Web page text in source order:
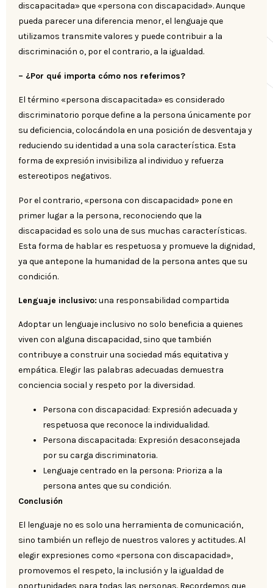
discapacitada» que «persona con discapacidad». Aunque
pueda parecer una diferencia menor, el lenguaje que
utilizamos transmite valores y puede contribuir a la
discriminación o, por el contrario, a la igualdad.
– ¿Por qué importa cómo nos referimos?
El término «persona discapacitada» es considerado
discriminatorio porque define a la persona únicamente por
su deficiencia, colocándola en una posición de desventaja y
reduciendo su identidad a una sola característica. Esta
forma de expresión invisibiliza al individuo y refuerza
estereotipos negativos.
Por el contrario, «persona con discapacidad» pone en
primer lugar a la persona, reconociendo que la
discapacidad es solo una de sus muchas características.
Esta forma de hablar es respetuosa y promueve la dignidad,
ya que antepone la humanidad de la persona antes que su
condición.
Lenguaje inclusivo: una responsabilidad compartida
Adoptar un lenguaje inclusivo no solo beneficia a quienes
viven con alguna discapacidad, sino que también
contribuye a construir una sociedad más equitativa y
empática. Elegir las palabras adecuadas demuestra
conciencia social y respeto por la diversidad.
Persona con discapacidad: Expresión adecuada y
respetuosa que reconoce la individualidad.
Persona discapacitada: Expresión desaconsejada
por su carga discriminatoria.
Lenguaje centrado en la persona: Prioriza a la
persona antes que su condición.
Conclusión
El lenguaje no es solo una herramienta de comunicación,
sino también un reflejo de nuestros valores y actitudes. Al
elegir expresiones como «persona con discapacidad»,
promovemos el respeto, la inclusión y la igualdad de